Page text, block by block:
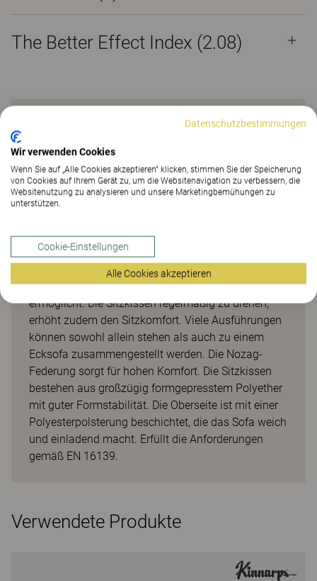
The Better Effect Index (2.08)
Klassisches Schlafsofa mit
abnehmbarem Bezug
SCANDINAVIA ist ein äußerst komfortables
Sektionssofa mit einem dezenten skandinavischen
Design kommt nie aus der Mode – aber irgendwann
ist vielleicht ein neuer Stoff angesagt. Daher verfügt
es über abnehmbare Bezüge, sogar am Rahmen,
was eine einfache und kostengünstige Auffrischung
ermöglicht. Die Sitzkissen regelmäßig zu drehen,
erhöht zudem den Sitzkomfort. Viele Ausführungen
können sowohl allein stehen als auch zu einem
Ecksofa zusammengestellt werden. Die Nozag-
Federung sorgt für hohen Komfort. Die Sitzkissen
bestehen aus großzügig formgepresstem Polyether
mit guter Formstabilität. Die Oberseite ist mit einer
Polyesterpolsterung beschichtet, die das Sofa weich
und einladend macht. Erfüllt die Anforderungen
gemäß EN 16139.
Verwendete Produkte
Datenschutzbestimmungen
Wir verwenden Cookies
Wenn Sie auf „Alle Cookies akzeptieren“ klicken, stimmen Sie der Speicherung
von Cookies auf Ihrem Gerät zu, um die Websitenavigation zu verbessern, die
Websitenutzung zu analysieren und unsere Marketingbemühungen zu
unterstützen.
Cookie-Einstellungen
Alle Cookies akzeptieren